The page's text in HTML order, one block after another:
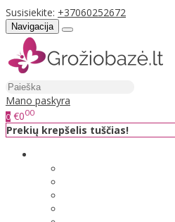
Susisiekite: +37060252672
Navigacija
Mano paskyra
0 €000
Prekių krepšelis tuščias!